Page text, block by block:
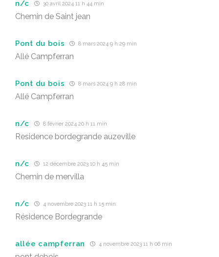
n/c 30 avril 2024 11 h 44 min
Chemin de Saint jean
Pont du bois 8 mars 2024 9 h 29 min
Allé Campferran
Pont du bois 8 mars 2024 9 h 28 min
Allé Campferran
n/c 8 février 2024 20 h 11 min
Residence bordegrande auzeville
n/c 12 décembre 2023 10 h 45 min
Chemin de mervilla
n/c 4 novembre 2023 11 h 15 min
Résidence Bordegrande
allée campferran 4 novembre 2023 11 h 06 min